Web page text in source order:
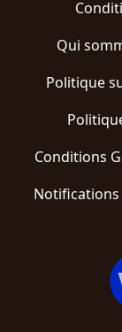
Qui
Politique
Conditions
Notifications